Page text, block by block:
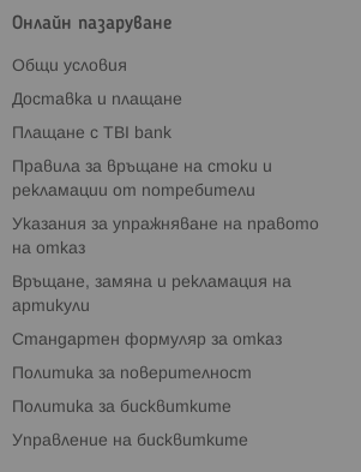
Онлайн пазаруване
Общи условия
Доставка и плащане
Плащане с TBI bank
Правила за връщане на стоки и
рекламации от потребители
Указания за упражняване на правото
на отказ
Връщане, замяна и рекламация на
артикули
Стандартен формуляр за отказ
Политика за поверителност
Политика за бисквитките
Управление на бисквитките